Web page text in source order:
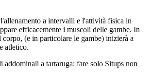
a intervalli e l'attività fisica in
efficacemente i muscoli delle gambe. In
(e in particolare le gambe) inizierà a
atletico.
addominali a tartaruga: fare solo Situps non